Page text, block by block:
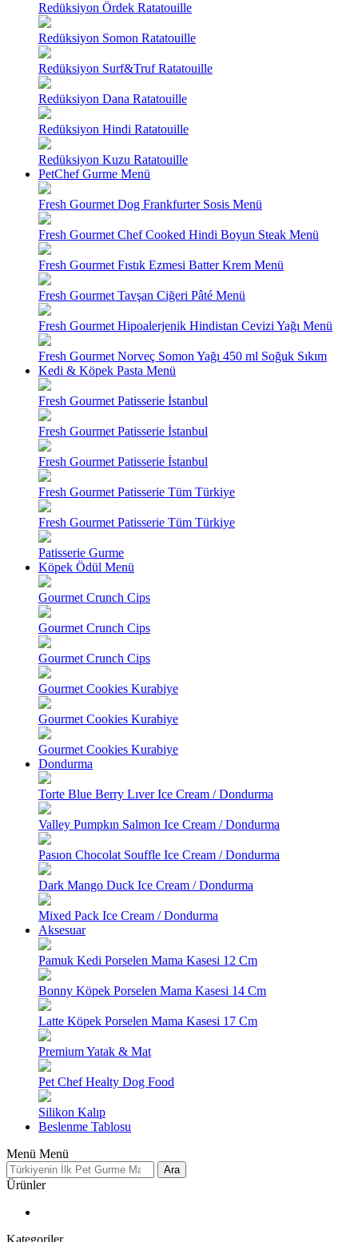
Redüksiyon Ördek Ratatouille
Redüksiyon Somon Ratatouille
Redüksiyon Surf&Truf Ratatouille
Redüksiyon Dana Ratatouille
Redüksiyon Hindi Ratatouille
Redüksiyon Kuzu Ratatouille
PetChef Gurme Menü
Fresh Gourmet Dog Frankfurter Sosis Menü
Fresh Gourmet Chef Cooked Hindi Boyun Steak Menü
Fresh Gourmet Fıstık Ezmesi Batter Krem Menü
Fresh Gourmet Tavşan Ciğeri Pâté Menü
Fresh Gourmet Hipoalerjenik Hindistan Cevizi Yağı Menü
Fresh Gourmet Norveç Somon Yağı 450 ml Soğuk Sıkım
Kedi & Köpek Pasta Menü
Fresh Gourmet Patisserie İstanbul
Fresh Gourmet Patisserie İstanbul
Fresh Gourmet Patisserie İstanbul
Fresh Gourmet Patisserie Tüm Türkiye
Fresh Gourmet Patisserie Tüm Türkiye
Patisserie Gurme
Köpek Ödül Menü
Gourmet Crunch Cips
Gourmet Crunch Cips
Gourmet Crunch Cips
Gourmet Cookies Kurabiye
Gourmet Cookies Kurabiye
Gourmet Cookies Kurabiye
Dondurma
Torte Blue Berry Lıver Ice Cream / Dondurma
Valley Pumpkın Salmon Ice Cream / Dondurma
Pasıon Chocolat Souffle Ice Cream / Dondurma
Dark Mango Duck Ice Cream / Dondurma
Mixed Pack Ice Cream / Dondurma
Aksesuar
Pamuk Kedi Porselen Mama Kasesi 12 Cm
Bonny Köpek Porselen Mama Kasesi 14 Cm
Latte Köpek Porselen Mama Kasesi 17 Cm
Premium Yatak & Mat
Pet Chef Healty Dog Food
Silikon Kalıp
Beslenme Tablosu
Menü Menü
Ara
Ürünler
Kategoriler